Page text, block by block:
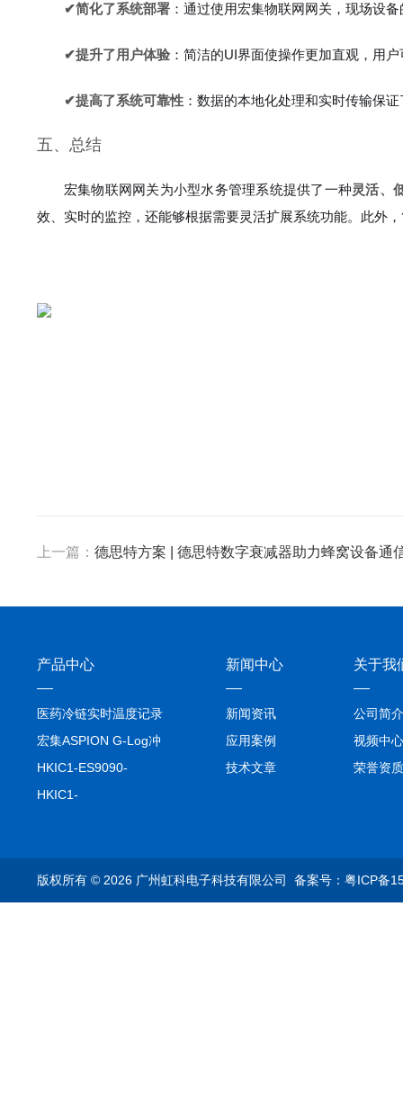
✔简化了系统部署：通过使用宏集物联网网关，现场设
✔提升了用户体验：简洁的UI界面使操作更加直观，用
✔提高了系统可靠性：数据的本地化处理和实时传输保
五、总结
宏集物联网网关为小型水务管理系统提供了一种灵活、
效、实时的监控，还能够根据需要灵活扩展系统功能。此外
上一篇： 德思特方案 | 德思特数字衰减器助力蜂窝设备通
产品中心
医药冷链实时温度记录
仪TIVE Solo 5G
宏集ASPION G-Log冲
击记录仪
HKIC1-ES9090-
setA100/1000base-T1
HKIC1-
析仪
新闻中心
新闻资讯
应用案例
技术文章
关于我
公司简介
视频中心
荣誉资质
版权所有 © 2026 广州虹科电子科技有限公司 备案号：粤ICP备